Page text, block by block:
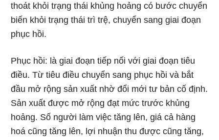
thoát khỏi trạng thái khủng hoảng có bước chuyển
biến khỏi trạng thái trì trệ, chuyển sang giai đoạn
phục hồi.
Phục hồi: là giai đoạn tiếp nối với giai đoạn tiêu
điều. Từ tiêu điều chuyển sang phục hồi và bắt
đầu mở rộng sản xuất nhờ đổi mới tư bản cố định.
Sản xuất được mở rộng đạt mức trước khủng
hoảng. Số người làm việc tăng lên, giá cả hàng
hoá cũng tăng lên, lợi nhuận thu được cũng tăng,